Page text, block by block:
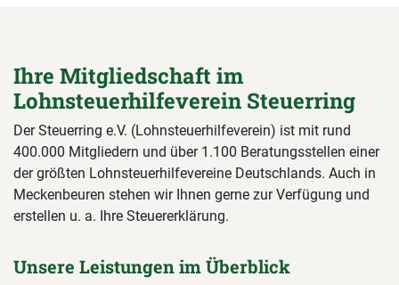
Ihre Mitgliedschaft im
Lohnsteuerhilfeverein Steuerring
Der Steuerring e.V. (Lohnsteuerhilfeverein) ist mit rund
400.000 Mitgliedern und über 1.100 Beratungsstellen einer
der größten Lohnsteuerhilfevereine Deutschlands. Auch in
Meckenbeuren stehen wir Ihnen gerne zur Verfügung und
erstellen u. a. Ihre Steuererklärung.
Unsere Leistungen im Überblick